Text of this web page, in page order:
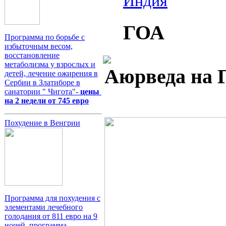
Программа по борьбе с
избыточным весом,
восстановление
метаболизма у взрослых и
детей, лечение ожирения в
Сербии в Златиборе в
санатории " Чигота"- цены
на 2 недели от 745 евро
Похудение в Венгрии
Программа для похудения с
элементами лечебного
голодания от 811 евро на 9
ГОА
Аюрведа на